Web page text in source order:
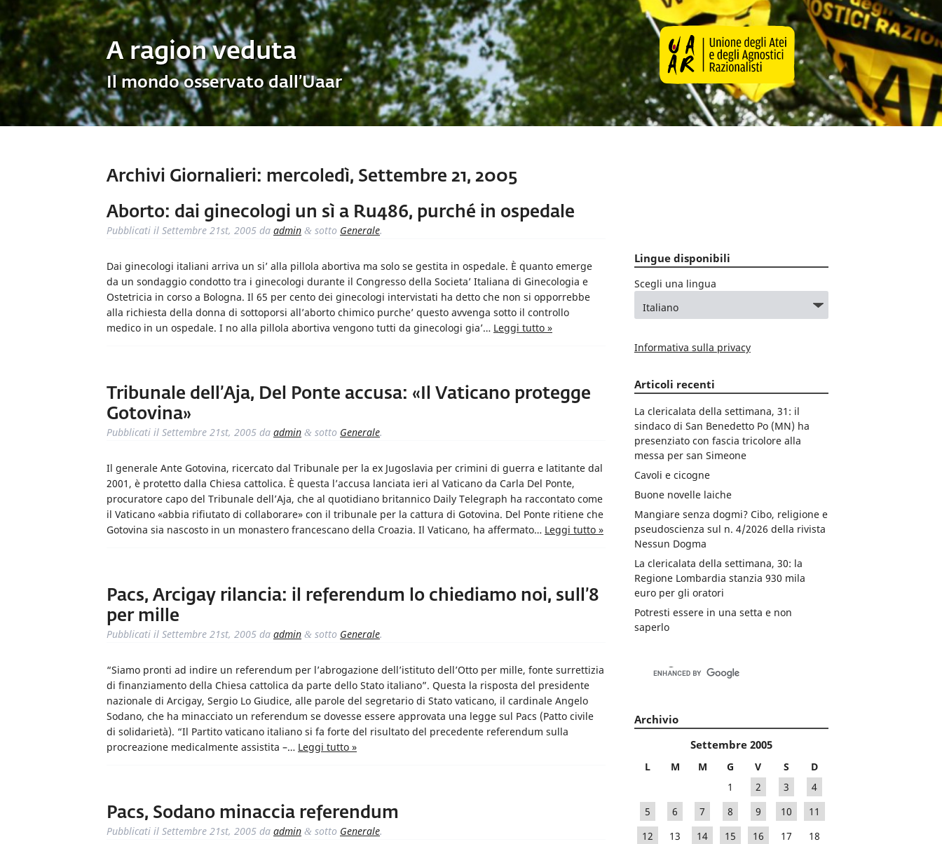
A ragion veduta
Il mondo osservato dall’Uaar
Archivi Giornalieri: mercoledì, Settembre 21, 2005
Aborto: dai ginecologi un sì a Ru486, purché in ospedale
Pubblicati il Settembre 21st, 2005 da admin & sotto Generale.
Dai ginecologi italiani arriva un si’ alla pillola abortiva ma solo se gestita in ospedale. È quanto emerge
da un sondaggio condotto tra i ginecologi durante il Congresso della Societa’ Italiana di Ginecologia e
Ostetricia in corso a Bologna. Il 65 per cento dei ginecologi intervistati ha detto che non si opporrebbe
alla richiesta della donna di sottoporsi all’aborto chimico purche’ questo avvenga sotto il controllo
medico in un ospedale. I no alla pillola abortiva vengono tutti da ginecologi gia’… Leggi tutto »
Tribunale dell’Aja, Del Ponte accusa: «Il Vaticano protegge
Gotovina»
Pubblicati il Settembre 21st, 2005 da admin & sotto Generale.
Il generale Ante Gotovina, ricercato dal Tribunale per la ex Jugoslavia per crimini di guerra e latitante dal
2001, è protetto dalla Chiesa cattolica. È questa l’accusa lanciata ieri al Vaticano da Carla Del Ponte,
procuratore capo del Tribunale dell’Aja, che al quotidiano britannico Daily Telegraph ha raccontato come
il Vaticano «abbia rifiutato di collaborare» con il tribunale per la cattura di Gotovina. Del Ponte ritiene che
Gotovina sia nascosto in un monastero francescano della Croazia. Il Vaticano, ha affermato… Leggi tutto »
Pacs, Arcigay rilancia: il referendum lo chiediamo noi, sull’8
per mille
Pubblicati il Settembre 21st, 2005 da admin & sotto Generale.
“Siamo pronti ad indire un referendum per l’abrogazione dell’istituto dell’Otto per mille, fonte surrettizia
di finanziamento della Chiesa cattolica da parte dello Stato italiano”. Questa la risposta del presidente
nazionale di Arcigay, Sergio Lo Giudice, alle parole del segretario di Stato vaticano, il cardinale Angelo
Sodano, che ha minacciato un referendum se dovesse essere approvata una legge sul Pacs (Patto civile
di solidarietà). “Il Partito vaticano italiano si fa forte del risultato del precedente referendum sulla
procreazione medicalmente assistita –… Leggi tutto »
Pacs, Sodano minaccia referendum
Pubblicati il Settembre 21st, 2005 da admin & sotto Generale.
Lingue disponibili
Scegli una lingua
Informativa sulla privacy
Articoli recenti
La clericalata della settimana, 31: il
sindaco di San Benedetto Po (MN) ha
presenziato con fascia tricolore alla
messa per san Simeone
Cavoli e cicogne
Buone novelle laiche
Mangiare senza dogmi? Cibo, religione e
pseudoscienza sul n. 4/2026 della rivista
Nessun Dogma
La clericalata della settimana, 30: la
Regione Lombardia stanzia 930 mila
euro per gli oratori
Potresti essere in una setta e non
saperlo
Archivio
Settembre 2005
L M M G V S
D
1
2 3
4
5
6 7 8 9 10
11
12
13 14 15 16 17
18